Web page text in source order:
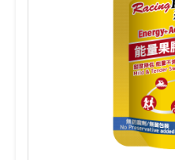
42g
青
蘋
果
口
味
數
量